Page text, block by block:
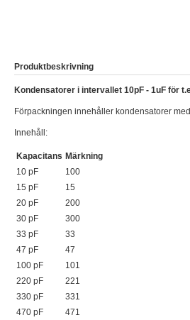
Produktbeskrivning
Kondensatorer i intervallet 10pF - 1uF för
Förpackningen innehåller kondensatorer
Innehåll:
Kapacitans Märkning
10 pF
100
15 pF
15
20 pF
200
30 pF
300
33 pF
33
47 pF
47
100 pF
101
220 pF
221
330 pF
331
470 pF
471